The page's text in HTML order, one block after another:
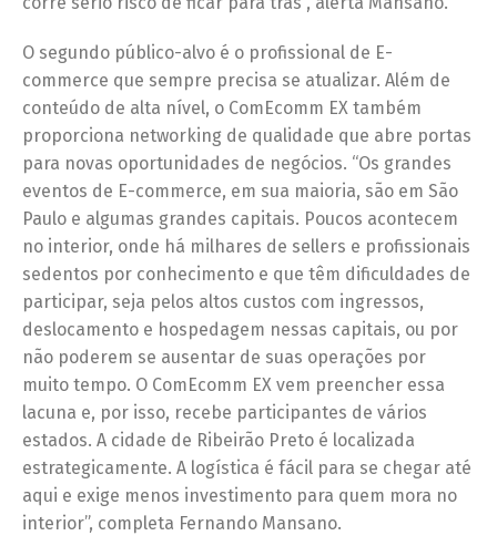
O segundo público-alvo é o profissional de E-
commerce que sempre precisa se atualizar. Além de
conteúdo de alta nível, o ComEcomm EX também
proporciona networking de qualidade que abre portas
para novas oportunidades de negócios. “Os grandes
eventos de E-commerce, em sua maioria, são em São
Paulo e algumas grandes capitais. Poucos acontecem
no interior, onde há milhares de sellers e profissionais
sedentos por conhecimento e que têm dificuldades de
participar, seja pelos altos custos com ingressos,
deslocamento e hospedagem nessas capitais, ou por
não poderem se ausentar de suas operações por
muito tempo. O ComEcomm EX vem preencher essa
lacuna e, por isso, recebe participantes de vários
estados. A cidade de Ribeirão Preto é localizada
estrategicamente. A logística é fácil para se chegar até
aqui e exige menos investimento para quem mora no
interior”, completa Fernando Mansano.